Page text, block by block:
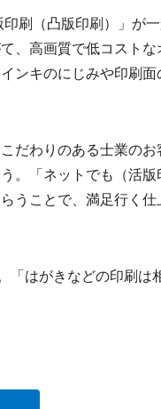
刷（凸版印刷）」が
、高画質で低コスト
ンキのにじみや印刷
だわりのある士業のお
。「ネットでも（活版
うことで、満足行く仕
はがきなどの印刷は